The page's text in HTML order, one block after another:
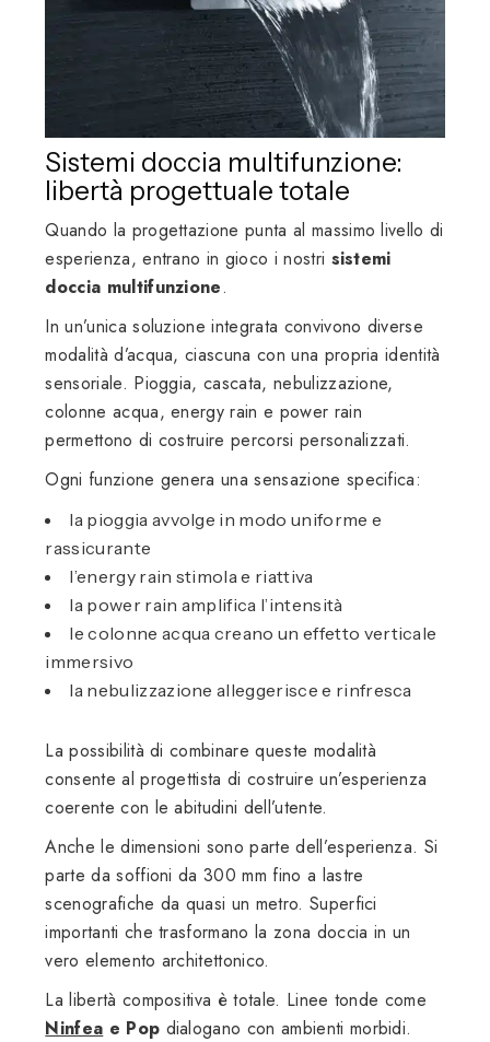
Sistemi doccia multifunzione:
libertà progettuale totale
Quando la progettazione punta al massimo livello di
esperienza, entrano in gioco i nostri sistemi
doccia multifunzione.
In un’unica soluzione integrata convivono diverse
modalità d’acqua, ciascuna con una propria identità
sensoriale. Pioggia, cascata, nebulizzazione,
colonne acqua, energy rain e power rain
permettono di costruire percorsi personalizzati.
Ogni funzione genera una sensazione specifica:
la pioggia avvolge in modo uniforme e
rassicurante
l’energy rain stimola e riattiva
la power rain amplifica l’intensità
le colonne acqua creano un effetto verticale
immersivo
la nebulizzazione alleggerisce e rinfresca
La possibilità di combinare queste modalità
consente al progettista di costruire un’esperienza
coerente con le abitudini dell’utente.
Anche le dimensioni sono parte dell’esperienza. Si
parte da soffioni da 300 mm fino a lastre
scenografiche da quasi un metro. Superfici
importanti che trasformano la zona doccia in un
vero elemento architettonico.
La libertà compositiva è totale. Linee tonde come
Ninfea e Pop dialogano con ambienti morbidi.